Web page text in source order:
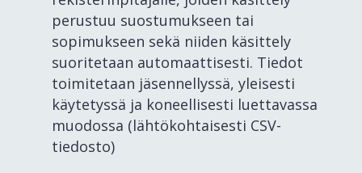
perustuu suostumukseen tai
sopimukseen sekä niiden käsittely
suoritetaan automaattisesti. Tiedot
toimitetaan jäsennellyssä, yleisesti
käytetyssä ja koneellisesti luettavassa
muodossa (lähtökohtaisesti CSV-
tiedosto)